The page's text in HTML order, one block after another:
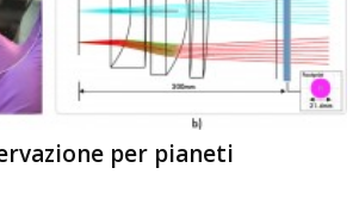
per pianeti